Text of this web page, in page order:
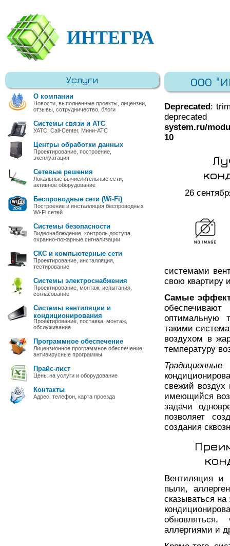
ИНТЕГРА
Услуги
О компании
Новости, выполненные проекты, лицензии,
отзывы, сотрудничество, блоги
Системы связи и АТС
УАТС, Call-Center, Мини-АТС
Центры обработки данных
Проектирование, построение,
эксплуатация
Сетевые решения
Локальные вычислительные сети,
активное оборудование
Беспроводные сети (Wi-Fi)
Построение и инсталляция беспроводных
Wi-Fi сетей
Системы безопасности
Видеонаблюдение, контроль доступа,
охранно-пожарные сигнализации
СКС и компьютерные сети
Проектирование, инсталляция,
тестирование
Системы электроснабжения
Проектирование, монтаж, испытания,
согласование
Системы вентиляции и
кондиционирования
Проектирование, поставка, монтаж,
обслуживание
Программное обеспечение
Лицензионное программное обеспечение,
антивирусные программы
Прайс-лист
Цены на услуги и оборудование
Контакты
Адрес, телефон, карта проезда
ООО
Deprecated:
system.ru/
10
26
системами
свою квартиру
Самые
оптимальную
такими
воздухом в
температуру
свежий воздух
имеющийся
задачи
позволяет
создания
Вентиляция и
пыли,
сказываться
аллергиями и